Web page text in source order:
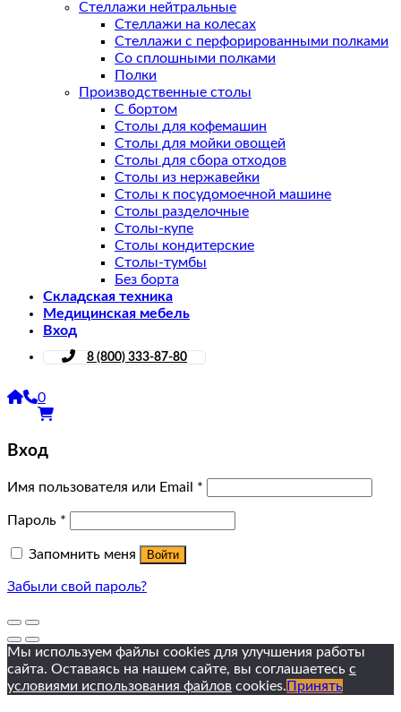
Стеллажи нейтральные
Стеллажи на колесах
Стеллажи с перфорированными полками
Со сплошными полками
Полки
Производственные столы
С бортом
Столы для кофемашин
Столы для мойки овощей
Столы для сбора отходов
Столы из нержавейки
Столы к посудомоечной машине
Столы разделочные
Столы-купе
Столы кондитерские
Столы-тумбы
Без борта
Складская техника
Медицинская мебель
Вход
8 (800) 333-87-80
0
Вход
Имя пользователя или Email *
Пароль *
Запомнить меня Войти
Забыли свой пароль?
Мы используем файлы cookies для улучшения работы
сайта. Оставаясь на нашем сайте, вы соглашаетесь с
условиями использования файлов cookies. Принять